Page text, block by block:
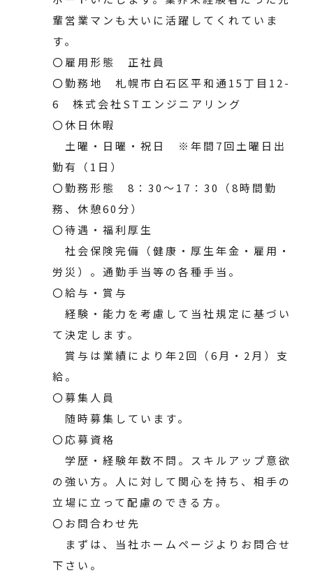
輩営業マンも大いに活躍してくれていま
す。
〇雇用形態 正社員
〇勤務地 札幌市白石区平和通15丁目12-
6 株式会社STエンジニアリング
〇休日休暇
土曜・日曜・祝日 ※年間7回土曜日出
勤有（1日）
〇勤務形態 8：30～17：30（8時間勤
務、休憩60分）
〇待遇・福利厚生
社会保険完備（健康・厚生年金・雇用・
労災）。通勤手当等の各種手当。
〇給与・賞与
経験・能力を考慮して当社規定に基づい
て決定します。
賞与は業績により年2回（6月・2月）支
給。
〇募集人員
随時募集しています。
〇応募資格
学歴・経験年数不問。スキルアップ意欲
の強い方。人に対して関心を持ち、相手の
立場に立って配慮のできる方。
〇お問合わせ先
まずは、当社ホームページよりお問合せ
下さい。